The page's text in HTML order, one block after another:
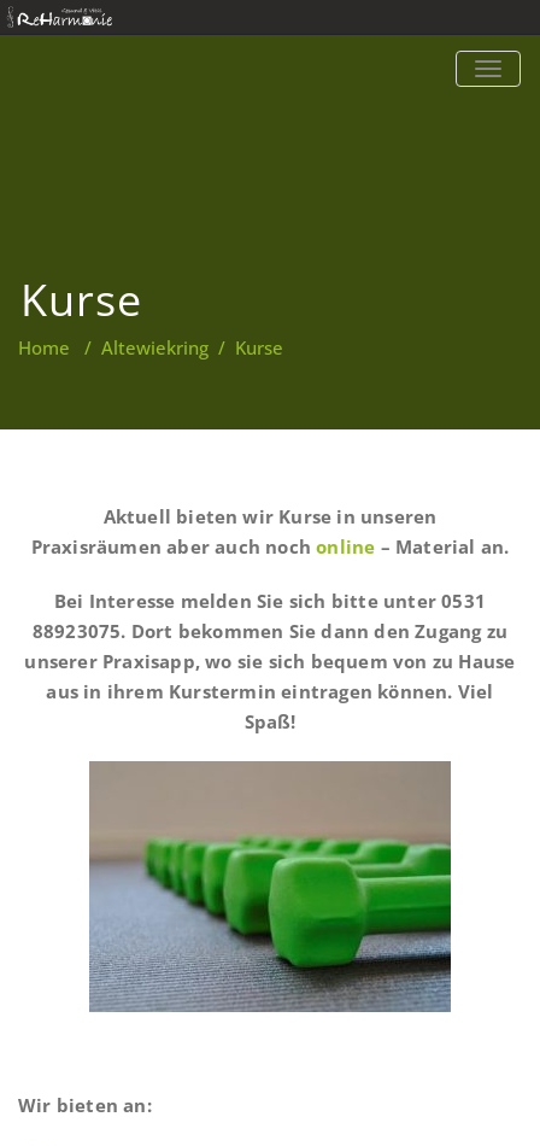
Kurse
Home / Altewiekring / Kurse
Aktuell bieten wir Kurse in unseren
Praxisräumen aber auch noch online – Material an.
Bei Interesse melden Sie sich bitte unter 0531
88923075. Dort bekommen Sie dann den Zugang zu
unserer Praxisapp, wo sie sich bequem von zu Hause
aus in ihrem Kurstermin eintragen können. Viel
Spaß!
Wir bieten an: